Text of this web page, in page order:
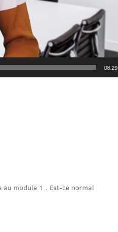
08:29
au module 1 . Est-ce normal